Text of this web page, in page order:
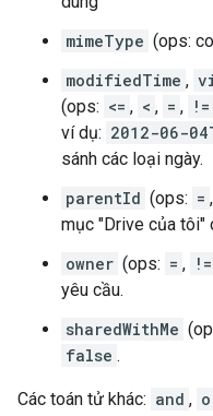
mimeType (ops:
modifiedTime ,
(ops: <= , < , = , !=
ví dụ: 2012-06-
sánh các loại ngày.
parentId (ops: = ,
mục "Drive của tôi"
owner (ops: = , !=
yêu cầu.
sharedWithMe
false .
Các toán tử khác: and ,